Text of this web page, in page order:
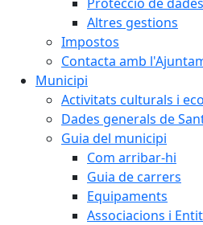
Altres gestions
Impostos
Contacta amb
Municipi
Activitats culturals i
Dades generals de
Guia del municipi
Com arribar-hi
Guia de carrers
Equipaments
Associacions i